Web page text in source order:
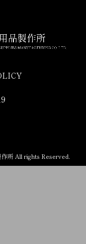
所 All rights Reserved.